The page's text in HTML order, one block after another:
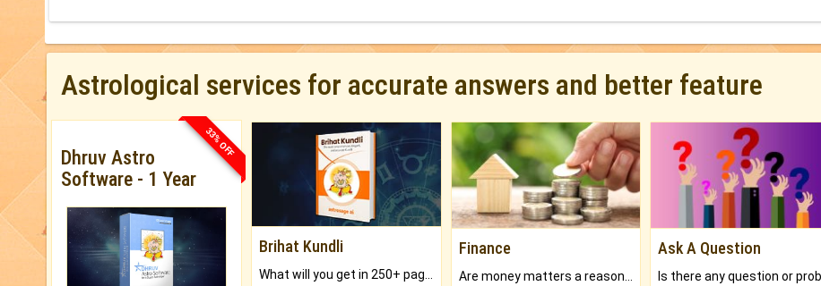
Astrological services for accurate answers and better feature
33% OFF
Dhruv Astro
Software - 1 Year
Brihat Kundli Finance Ask A Question